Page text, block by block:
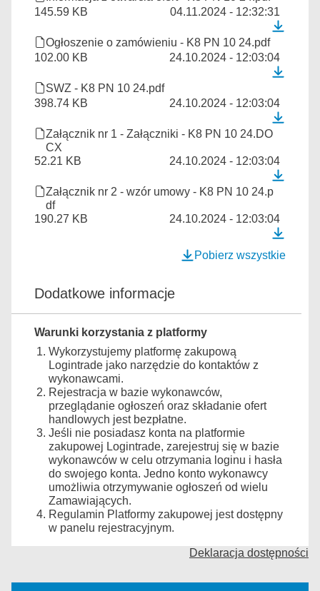
145.59 KB
04.11.2024 - 12:32:31
Ogłoszenie o zamówieniu - K8 PN 10 24.pdf
102.00 KB
24.10.2024 - 12:03:04
SWZ - K8 PN 10 24.pdf
398.74 KB
24.10.2024 - 12:03:04
Załącznik nr 1 - Załączniki - K8 PN 10 24.DO
CX
52.21 KB
24.10.2024 - 12:03:04
Załącznik nr 2 - wzór umowy - K8 PN 10 24.p
df
190.27 KB
24.10.2024 - 12:03:04
Pobierz wszystkie
Dodatkowe informacje
Warunki korzystania z platformy
Wykorzystujemy platformę zakupową
Logintrade jako narzędzie do kontaktów z
wykonawcami.
Rejestracja w bazie wykonawców,
przeglądanie ogłoszeń oraz składanie ofert
handlowych jest bezpłatne.
Jeśli nie posiadasz konta na platformie
zakupowej Logintrade, zarejestruj się w bazie
wykonawców w celu otrzymania loginu i hasła
do swojego konta. Jedno konto wykonawcy
umożliwia otrzymywanie ogłoszeń od wielu
Zamawiających.
Regulamin Platformy zakupowej jest dostępny
w panelu rejestracyjnym.
Deklaracja dostępności